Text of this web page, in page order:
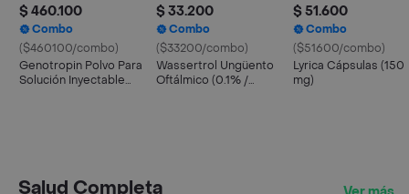
$ 460.100
Combo
($460100/combo)
Genotropin Polvo Para
Solución Inyectable
$ 33.200
Combo
($33200/combo)
Wassertrol Ungüento
Oftálmico (0.1% /
$ 51.600
Combo
($51600/combo)
Lyrica Cápsulas (150
mg)
Salud Completa